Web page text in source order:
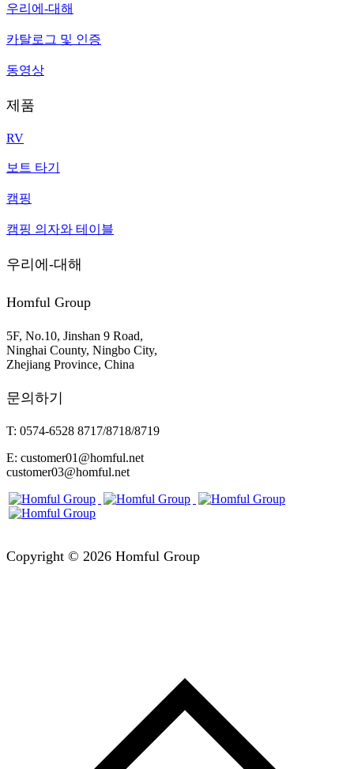
우리에-대해
카탈로그 및 인증
동영상
제품
RV
보트 타기
캠핑
캠핑 의자와 테이블
우리에-대해
Homful Group
5F, No.10, Jinshan 9 Road,
Ninghai County, Ningbo City,
Zhejiang Province, China
문의하기
T: 0574-6528 8717/8718/8719
E: customer01@homful.net
customer03@homful.net
Copyright © 2026 Homful Group